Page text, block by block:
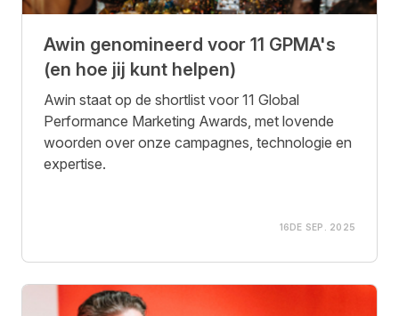
Awin genomineerd voor 11 GPMA's
(en hoe jij kunt helpen)
Awin staat op de shortlist voor 11 Global
Performance Marketing Awards, met lovende
woorden over onze campagnes, technologie en
expertise.
16DE SEP. 2025